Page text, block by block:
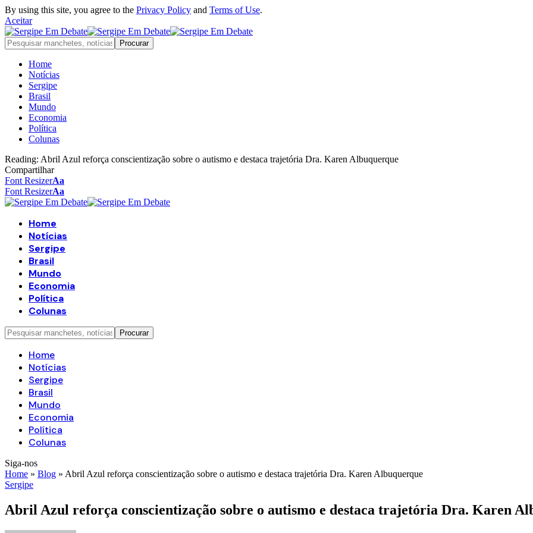
By using this site, you agree to the Privacy Policy and Terms of Use.
Aceitar
Home
Notícias
Sergipe
Brasil
Mundo
Economia
Política
Colunas
Reading: Abril Azul reforça conscientização sobre o autismo e destaca trajetória Dra. Karen Albuquerque
Compartilhar
Font ResizerAa
Font ResizerAa
Home
Notícias
Sergipe
Brasil
Mundo
Economia
Política
Colunas
Home
Notícias
Sergipe
Brasil
Mundo
Economia
Política
Colunas
Siga-nos
Home » Blog » Abril Azul reforça conscientização sobre o autismo e destaca trajetória Dra. Karen Albuquerque
Sergipe
Abril Azul reforça conscientização sobre o autismo e destaca trajetória Dra. Karen